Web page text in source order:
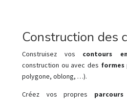
Construction des
Construisez vos contours
construction ou avec des formes
polygone, oblong, …).
Créez vos propres